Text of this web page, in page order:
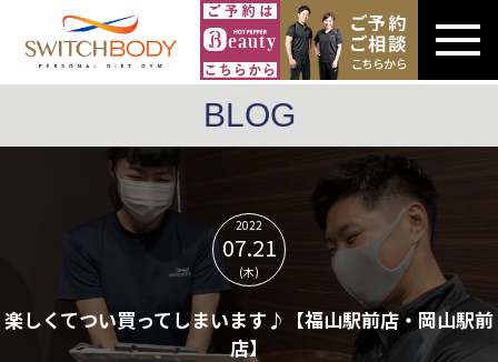
BLOG
2022
07.21
(木)
楽しくてつい買ってしまいます♪【福山駅前店・岡山駅前
店】